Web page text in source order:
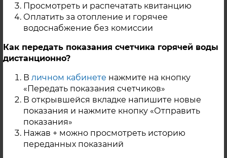
Просмотреть и распечатать квитанцию
Оплатить за отопление и горячее
водоснабжение без комиссии
Как передать показания счетчика горячей воды
дистанционно?
В личном кабинете нажмите на кнопку
«Передать показания счетчиков»
В открывшейся вкладке напишите новые
показания и нажмите кнопку «Отправить
показания»
Нажав + можно просмотреть историю
переданных показаний
ул. Луначарского пер. 1, 3, 5, 6, 10, 11, 12, 15, 19, 21, 31,
35, 38, 42, 44, 47, 48, 51, 52,54;
ул. Некрасова 2, 4, 11, 14, 15, 19, 24, 26, 29, 31, 32, 34,
ул. Калинина 26;
ООО «Каслинский завод архитектурно-худоственного
литья»;
МОУ «Каслинская СОШ №25».
г. Касли